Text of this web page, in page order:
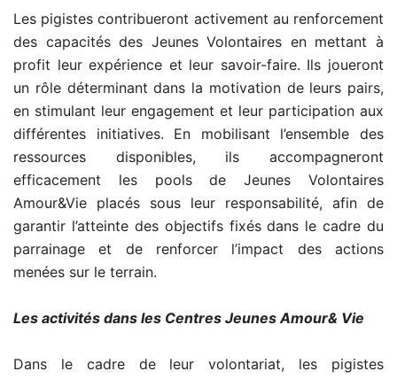
Les pigistes contribueront activement au renforcement
des capacités des Jeunes Volontaires en mettant à
profit leur expérience et leur savoir-faire. Ils joueront
un rôle déterminant dans la motivation de leurs pairs,
en stimulant leur engagement et leur participation aux
différentes initiatives. En mobilisant l’ensemble des
ressources disponibles, ils accompagneront
efficacement les pools de Jeunes Volontaires
Amour&Vie placés sous leur responsabilité, afin de
garantir l’atteinte des objectifs fixés dans le cadre du
parrainage et de renforcer l’impact des actions
menées sur le terrain.
Les activités dans les Centres Jeunes Amour& Vie
Dans le cadre de leur volontariat, les pigistes